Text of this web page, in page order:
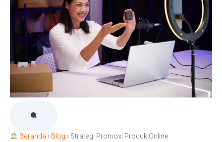
Beranda ›Blog ›Strategi Promosi Produk Online